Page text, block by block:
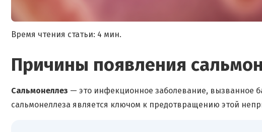
Время чтения статьи: 4 мин.
Причины появления
Сальмонеллез — это инфекционное заболевание, вызванное
сальмонеллеза является ключом к предотвращению этой